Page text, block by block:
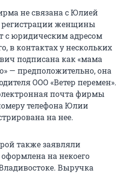
не связана с Юлией
регистрации женщины
с юридическим адресом
в контактах у нескольких
подписана как «мама
— предположительно, она
ООО «Ветер перемен».
почта фирмы
телефона Юлии
на нее.
также заявляли
оформлена на некоего
Выручка